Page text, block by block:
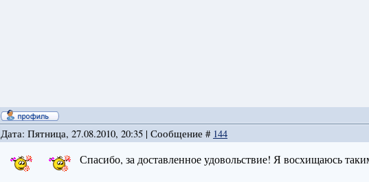
Дата: Пятница, 27.08.2010, 20:35 | Сообщение # 144
Спасибо, за доставленное удовольствие! Я восхищаюсь